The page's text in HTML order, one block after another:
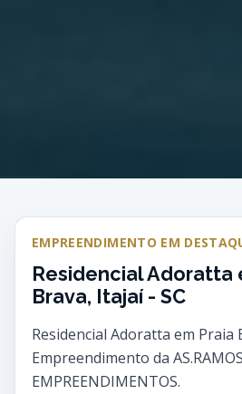
EMPREENDIMENTO EM
Residencial Adoratta
Brava, Itajaí - SC
Residencial Adoratta em Praia
Empreendimento da AS.RAMOS
EMPREENDIMENTOS.